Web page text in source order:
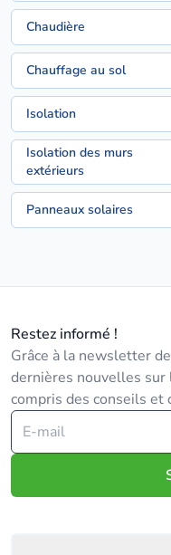
Chaudière
Chauffage au sol
Isolation
Isolation des murs
extérieurs
Panneaux solaires
Restez informé !
Grâce à la newsletter
dernières nouvelles
compris des conseils et